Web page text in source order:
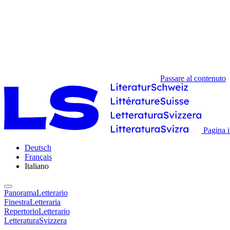
Passare al contenuto
Pagina
Deutsch
Français
Italiano
PanoramaLetterario
FinestraLetteraria
RepertorioLetterario
LetteraturaSvizzera